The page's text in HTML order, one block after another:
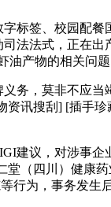
签、校园配餐
法式，正在出
油产物的相关问题
，莫非不应当
讯搜刮] [插手
议，对涉事
（四川）健康
行为，事务发